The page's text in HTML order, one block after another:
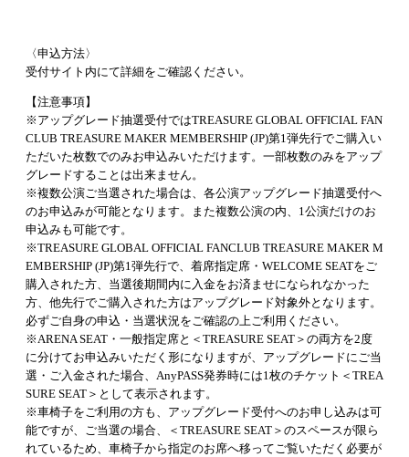
〈申込方法〉
受付サイト内にて詳細をご確認ください。
【注意事項】
※アップグレード抽選受付ではTREASURE GLOBAL OFFICIAL FAN
CLUB TREASURE MAKER MEMBERSHIP (JP)第1弾先行でご購入い
ただいた枚数でのみお申込みいただけます。一部枚数のみをアップ
グレードすることは出来ません。
※複数公演ご当選された場合は、各公演アップグレード抽選受付へ
のお申込みが可能となります。また複数公演の内、1公演だけのお
申込みも可能です。
※TREASURE GLOBAL OFFICIAL FANCLUB TREASURE MAKER M
EMBERSHIP (JP)第1弾先行で、着席指定席・WELCOME SEATをご
購入された方、当選後期間内に入金をお済ませになられなかった
方、他先行でご購入された方はアップグレード対象外となります。
必ずご自身の申込・当選状況をご確認の上ご利用ください。
※ARENA SEAT・一般指定席と＜TREASURE SEAT＞の両方を2度
に分けてお申込みいただく形になりますが、アップグレードにご当
選・ご入金された場合、AnyPASS発券時には1枚のチケット＜TREA
SURE SEAT＞として表示されます。
※車椅子をご利用の方も、アップグレード受付へのお申し込みは可
能ですが、ご当選の場合、＜TREASURE SEAT＞のスペースが限ら
れているため、車椅子から指定のお席へ移ってご覧いただく必要が